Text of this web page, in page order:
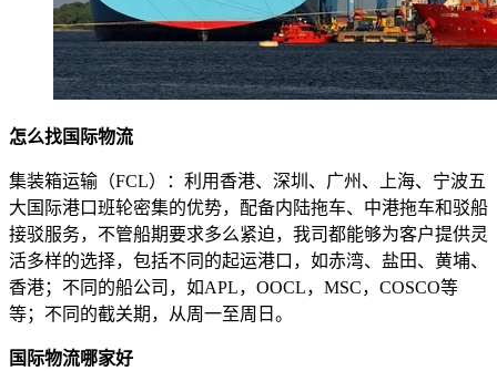
怎么找国际物流
集装箱运输（FCL）：利用香港、深圳、广州、上海、宁波五
大国际港口班轮密集的优势，配备内陆拖车、中港拖车和驳船
接驳服务，不管船期要求多么紧迫，我司都能够为客户提供灵
活多样的选择，包括不同的起运港口，如赤湾、盐田、黄埔、
香港；不同的船公司，如APL，OOCL，MSC，COSCO等
等；不同的截关期，从周一至周日。
国际物流哪家好